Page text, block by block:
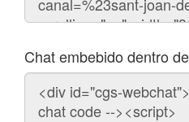
Chat embebido dentro
Código
para
embeber